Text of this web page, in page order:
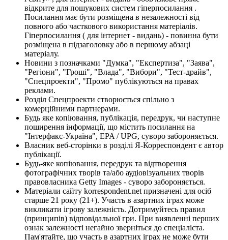
відкрите для пошукових систем гіперпосилання .
Посилання має бути розміщена в незалежності від
повного або часткового використання матеріалів.
Гіперпосилання ( для інтернет - видань) - повинна бути
розміщена в підзаголовку або в першому абзаці
матеріалу.
Новини з позначками "Думка", "Експертиза", "Заява",
"Регіони", "Гроші", "Влада", "Вибори", "Тест-драйв",
"Спецпроекти", "Промо" публікуються на правах
реклами.
Розділ Спецпроекти створюється спільно з
комерційними партнерами.
Будь яке копіювання, публікація, передрук, чи наступне
поширення інформації, що містить посилання на
"Інтерфакс-Україна", EPA / UPG, суворо забороняється.
Власник веб-сторінки в розділі Я-Корреспондент є автор
публікації.
Будь-яке копіювання, передрук та відтворення
фотографічних творів та/або аудіовізуальних творів
правовласника Getty Images - суворо забороняється.
Матеріали сайту korrespondent.net призначені для осіб
старше 21 року (21+). Участь в азартних іграх може
викликати ігрову залежність. Дотримуйтесь правил
(принципів) відповідальної гри. При виявленні перших
ознак залежності негайно зверніться до спеціаліста.
Пам'ятайте, що участь в азартних іграх не може бути